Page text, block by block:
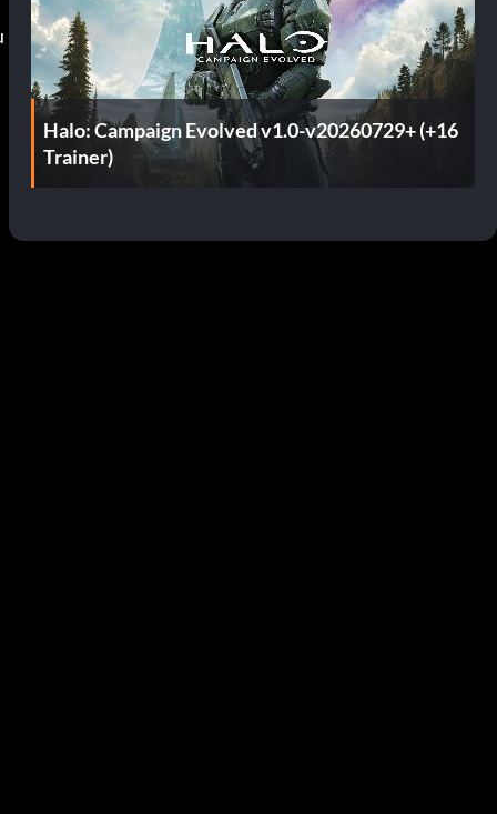
Halo: Campaign Evolved v1.0-v20260729+ (+16
Trainer)